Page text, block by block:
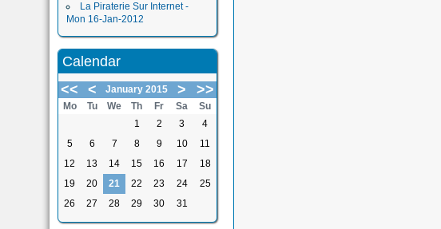
La Piraterie Sur Internet -
Mon 16-Jan-2012
Calendar
<<
< January 2015 > >>
Mo Tu We Th Fr Sa
Su
1
2 3
4
5
6 7 8 9 10
11
12
13 14 15 16 17
18
19
20 21 22 23 24
25
26
27 28 29 30 31